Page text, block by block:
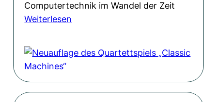
m
J
a
h
i
Computertechnik im Wandel der Zeit
Weiterlesen
u